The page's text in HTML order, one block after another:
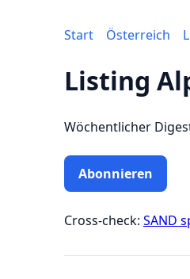
Start Österreich
Listing
Wöchentlicher
Abonnieren
Cross-check: SAND